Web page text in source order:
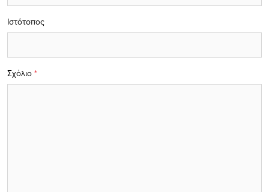
Σχόλιο *
Ιστότοπος